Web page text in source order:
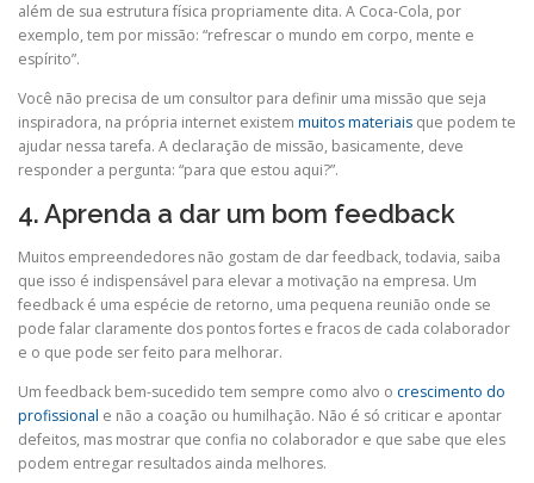
além de sua estrutura física propriamente dita. A Coca-Cola, por
exemplo, tem por missão: “refrescar o mundo em corpo, mente e
espírito”.
Você não precisa de um consultor para definir uma missão que seja
inspiradora, na própria internet existem muitos materiais que podem te
ajudar nessa tarefa. A declaração de missão, basicamente, deve
responder a pergunta: “para que estou aqui?”.
4. Aprenda a dar um bom feedback
Muitos empreendedores não gostam de dar feedback, todavia, saiba
que isso é indispensável para elevar a motivação na empresa. Um
feedback é uma espécie de retorno, uma pequena reunião onde se
pode falar claramente dos pontos fortes e fracos de cada colaborador
e o que pode ser feito para melhorar.
Um feedback bem-sucedido tem sempre como alvo o crescimento do
profissional e não a coação ou humilhação. Não é só criticar e apontar
defeitos, mas mostrar que confia no colaborador e que sabe que eles
podem entregar resultados ainda melhores.